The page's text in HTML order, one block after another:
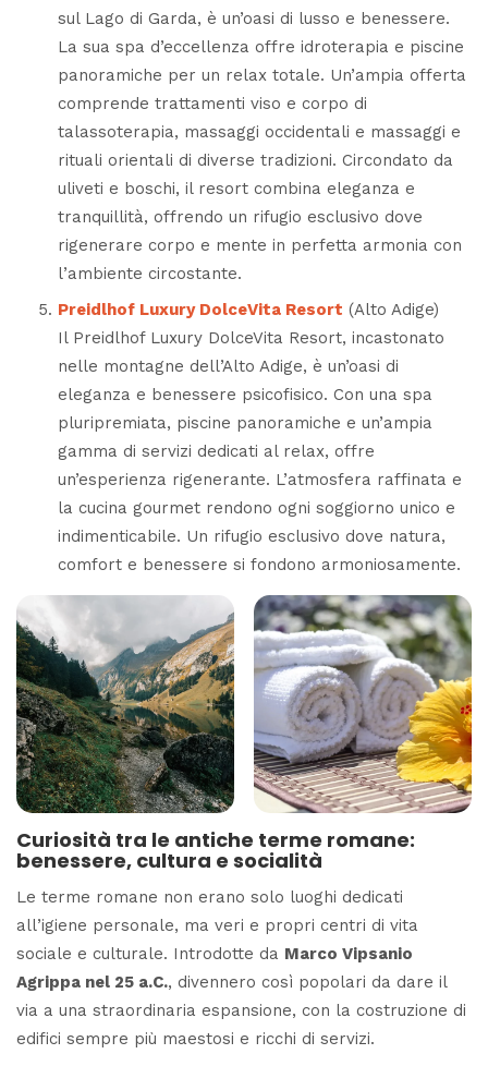
sul Lago di Garda, è un’oasi di lusso e benessere.
La sua spa d’eccellenza offre idroterapia e piscine
panoramiche per un relax totale. Un’ampia offerta
comprende trattamenti viso e corpo di
talassoterapia, massaggi occidentali e massaggi e
rituali orientali di diverse tradizioni. Circondato da
uliveti e boschi, il resort combina eleganza e
tranquillità, offrendo un rifugio esclusivo dove
rigenerare corpo e mente in perfetta armonia con
l’ambiente circostante.
Preidlhof Luxury DolceVita Resort (Alto Adige)
Il Preidlhof Luxury DolceVita Resort, incastonato
nelle montagne dell’Alto Adige, è un’oasi di
eleganza e benessere psicofisico. Con una spa
pluripremiata, piscine panoramiche e un’ampia
gamma di servizi dedicati al relax, offre
un’esperienza rigenerante. L’atmosfera raffinata e
la cucina gourmet rendono ogni soggiorno unico e
indimenticabile. Un rifugio esclusivo dove natura,
comfort e benessere si fondono armoniosamente.
Curiosità tra le antiche terme romane:
benessere, cultura e socialità
Le terme romane non erano solo luoghi dedicati
all’igiene personale, ma veri e propri centri di vita
sociale e culturale. Introdotte da Marco Vipsanio
Agrippa nel 25 a.C., divennero così popolari da dare il
via a una straordinaria espansione, con la costruzione di
edifici sempre più maestosi e ricchi di servizi.